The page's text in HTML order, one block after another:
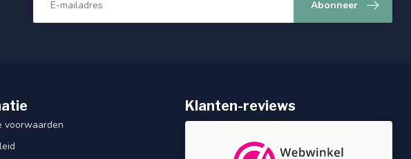
Abonneer
voorwaarden
Klanten-reviews